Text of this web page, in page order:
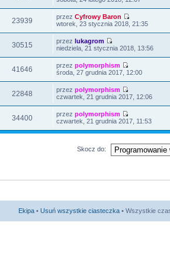
23939 przezCyfrowy Baron
wtorek, 23 stycznia 2018, 21:35
30515 przezlukagrom
niedziela, 21 stycznia 2018, 13:56
41646 przezpolymorphism
środa, 27 grudnia 2017, 12:00
22848 przezpolymorphism
czwartek, 21 grudnia 2017, 12:06
34400 przezpolymorphism
czwartek, 21 grudnia 2017, 11:53
Skocz do:
Ekipa • Usuń wszystkie ciasteczka • Wszystkie